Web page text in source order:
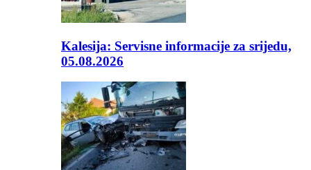
Kalesija: Servisne informacije za srijedu,
05.08.2026